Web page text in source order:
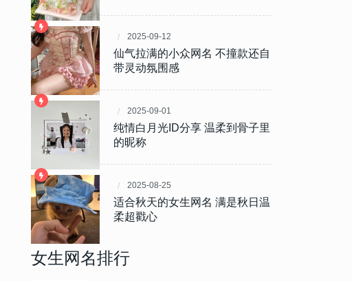
2025-09-12
仙气拉满的小众网名 不撞款还自
带灵动氛围感
2025-09-01
纯情白月光ID分享 温柔到骨子里
的昵称
2025-08-25
适合秋天的女生网名 满是秋日温
柔超戳心
女生网名排行